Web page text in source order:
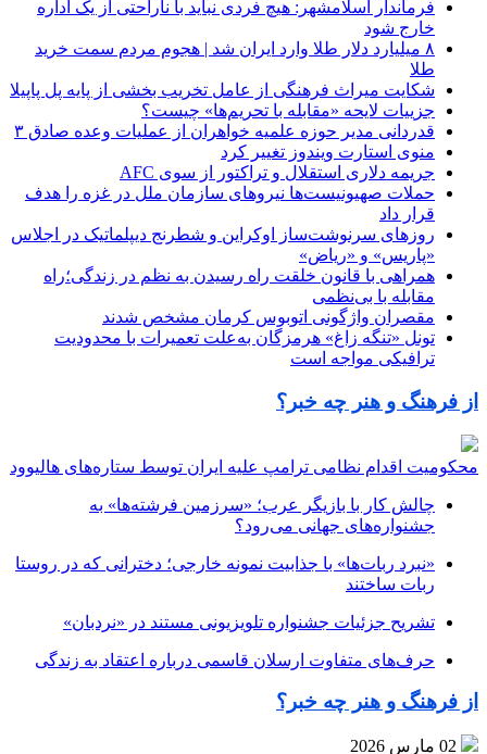
فرماندار اسلامشهر: هیچ فردی نباید با ناراحتی از یک اداره
خارج شود
۸ میلیارد دلار طلا وارد ایران شد | هجوم مردم سمت خرید
طلا
شکایت میراث فرهنگی از عامل تخریب بخشی از پایه پل پاپیلا
جزییات لایحه «مقابله با تحریم‌ها» چیست؟
قدردانی مدیر حوزه علمیه خواهران از عملیات وعده صادق ۳
منوی استارت ویندوز تغییر کرد
جریمه دلاری استقلال و تراکتور از سوی AFC
حملات صهیونیست‌ها نیروهای سازمان ملل در غزه را هدف
قرار داد
روزهای سرنوشت‌ساز اوکراین و شطرنج دیپلماتیک در اجلاس
«پاریس» و «ریاض»
همراهی با قانون خلقت راه رسیدن به نظم در زندگی؛راه
مقابله با بی‌نظمی
مقصران واژگونی اتوبوس کرمان مشخص شدند
تونل «تنگه زاغ» هرمزگان به‌علت تعمیرات با محدودیت
ترافیکی مواجه است
از فرهنگ و هنر چه خبر؟
محکومیت اقدام نظامی ترامپ علیه ایران توسط ستاره‌های هالیوود
چالش کار با بازیگر عرب؛ «سرزمین فرشته‌ها» به
جشنواره‌های جهانی می‌رود؟
«نبرد ربات‌ها» با جذابیت نمونه خارجی؛ دخترانی که در روستا
ربات ساختند
تشریح جزئیات جشنواره‌ تلویزیونی مستند در «نردبان»
حرف‌های متفاوت ارسلان قاسمی درباره اعتقاد به زندگی
از فرهنگ و هنر چه خبر؟
02 مارس 2026